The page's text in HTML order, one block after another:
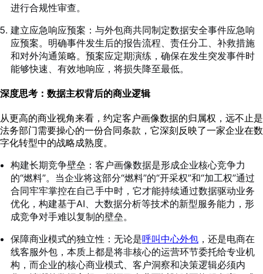
进行合规性审查。
建立应急响应预案：与外包商共同制定数据安全事件应急响
应预案。明确事件发生后的报告流程、责任分工、补救措施
和对外沟通策略。预案应定期演练，确保在发生突发事件时
能够快速、有效地响应，将损失降至最低。
深度思考：数据主权背后的商业逻辑
从更高的商业视角来看，约定客户画像数据的归属权，远不止是
法务部门需要操心的一份合同条款，它深刻反映了一家企业在数
字化转型中的战略成熟度。
构建长期竞争壁垒：客户画像数据是形成企业核心竞争力
的“燃料”。当企业将这部分“燃料”的“开采权”和“加工权”通过
合同牢牢掌控在自己手中时，它才能持续通过数据驱动业务
优化，构建基于AI、大数据分析等技术的新型服务能力，形
成竞争对手难以复制的壁垒。
保障商业模式的独立性：无论是呼叫中心外包 ，还是电商在
线客服外包，本质上都是将非核心的运营环节委托给专业机
构，而企业的核心商业模式、客户洞察和决策逻辑必须内